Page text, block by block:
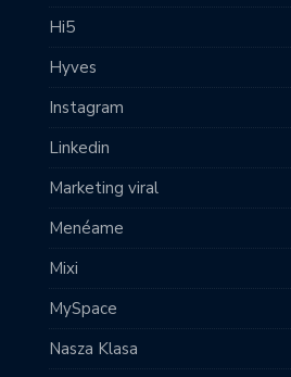
Hi5
Hyves
Instagram
Linkedin
Marketing viral
Menéame
Mixi
MySpace
Nasza Klasa